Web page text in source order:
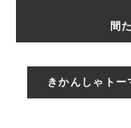
間
きかんしゃト